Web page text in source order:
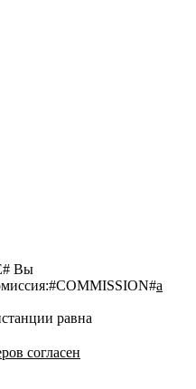
Вы
#COMMISSION#a
равна
согласен